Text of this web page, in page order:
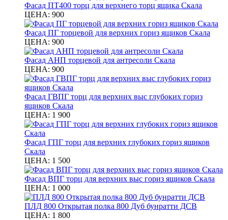
Фасад ПТ400 торц для верхнего торц ящика Скала
ЦЕНА: 900
Фасад ПГ торцевой для верхних гориз ящиков Скала
ЦЕНА: 900
Фасад АНП торцевой для антресоли Скала
ЦЕНА: 900
Фасад ГВПГ торц для верхних выс глубоких гориз
ящиков Скала
ЦЕНА: 1 900
Фасад ГПГ торц для верхних глубоких гориз ящиков
Скала
ЦЕНА: 1 500
Фасад ВПГ торц для верхних выс гориз ящиков Скала
ЦЕНА: 1 000
ПЛД 800 Открытая полка 800 Дуб бунратти ДСВ
ЦЕНА: 1 800